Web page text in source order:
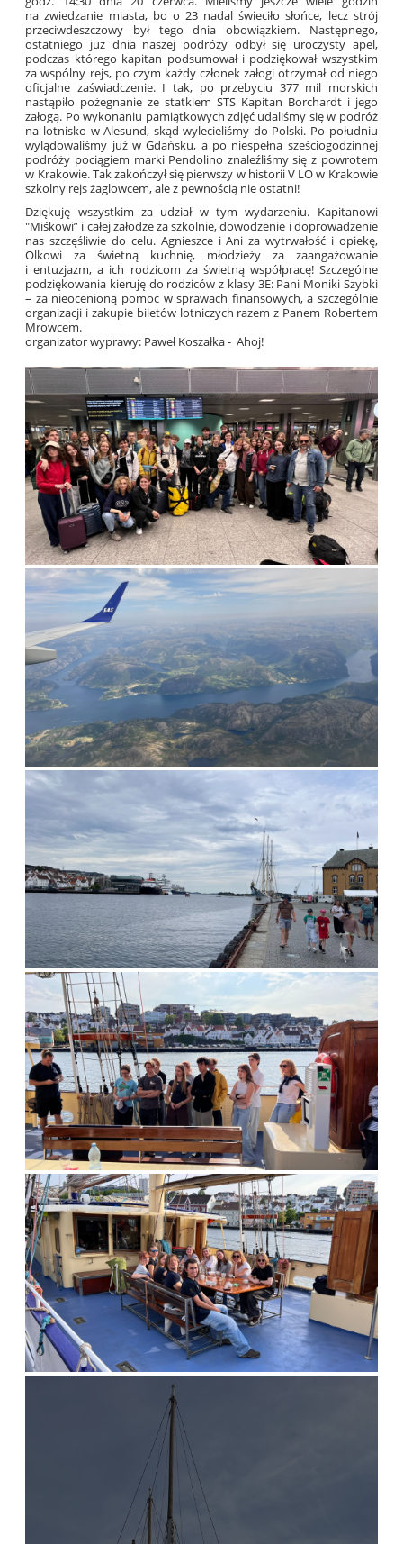
na zwiedzanie miasta, bo o 23 nadal świeciło słońce, lecz strój
przeciwdeszczowy był tego dnia obowiązkiem. Następnego,
ostatniego już dnia naszej podróży odbył się uroczysty apel,
podczas którego kapitan podsumował i podziękował wszystkim
za wspólny rejs, po czym każdy członek załogi otrzymał od niego
oficjalne zaświadczenie. I tak, po przebyciu 377 mil morskich
nastąpiło pożegnanie ze statkiem STS Kapitan Borchardt i jego
załogą. Po wykonaniu pamiątkowych zdjęć udaliśmy się w podróż
na lotnisko w Alesund, skąd wylecieliśmy do Polski. Po południu
wylądowaliśmy już w Gdańsku, a po niespełna sześciogodzinnej
podróży pociągiem marki Pendolino znaleźliśmy się z powrotem
w Krakowie. Tak zakończył się pierwszy w historii V LO w Krakowie
szkolny rejs żaglowcem, ale z pewnością nie ostatni!
Dziękuję wszystkim za udział w tym wydarzeniu. Kapitanowi
"Miśkowi” i całej załodze za szkolnie, dowodzenie i doprowadzenie
nas szczęśliwie do celu. Agnieszce i Ani za wytrwałość i opiekę,
Olkowi za świetną kuchnię, młodzieży za zaangażowanie
i entuzjazm, a ich rodzicom za świetną współpracę! Szczególne
podziękowania kieruję do rodziców z klasy 3E: Pani Moniki Szybki
– za nieocenioną pomoc w sprawach finansowych, a szczególnie
organizacji i zakupie biletów lotniczych razem z Panem Robertem
Mrowcem.
organizator wyprawy: Paweł Koszałka - Ahoj!